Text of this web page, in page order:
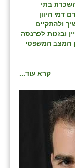
בתי
דמי היוון
ולהתקיים
ובזכות לפרנסה
המצב המשפטי
קרא עוד...